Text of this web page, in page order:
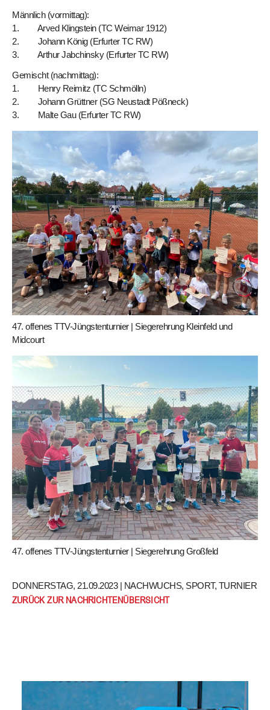
Männlich (vormittag):
1. Arved Klingstein (TC Weimar 1912)
2. Johann König (Erfurter TC RW)
3. Arthur Jabchinsky (Erfurter TC RW)
Gemischt (nachmittag):
1. Henry Reimitz (TC Schmölln)
2. Johann Grüttner (SG Neustadt Pößneck)
3. Malte Gau (Erfurter TC RW)
47. offenes TTV-Jüngstenturnier | Siegerehrung Kleinfeld und
Midcourt
47. offenes TTV-Jüngstenturnier | Siegerehrung Großfeld
DONNERSTAG, 21.09.2023 | NACHWUCHS, SPORT, TURNIER
ZURÜCK ZUR NACHRICHTENÜBERSICHT